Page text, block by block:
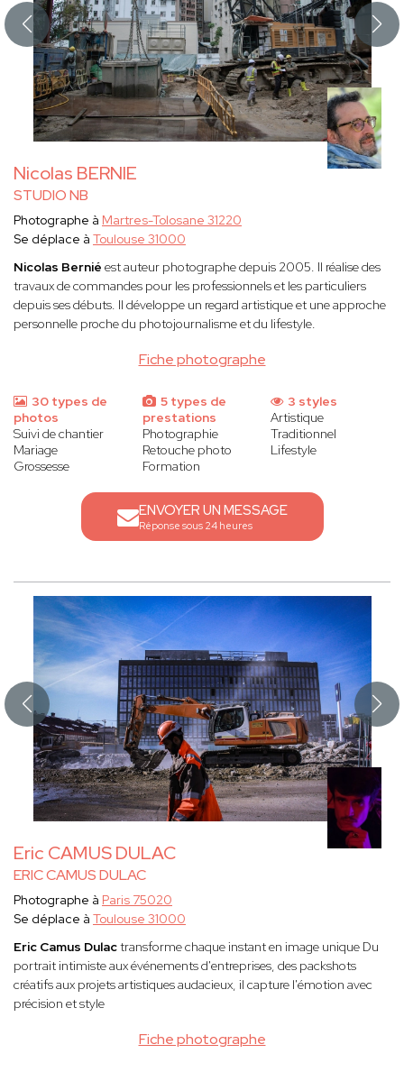
Nicolas BERNIE
STUDIO NB
Fiche photographe
Photographe à Martres-Tolosane 31220
Se déplace à Toulouse 31000
Nicolas Bernié est auteur photographe depuis 2005. Il réalise des
travaux de commandes pour les professionnels et les particuliers
depuis ses débuts. Il développe un regard artistique et une approche
personnelle proche du photojournalisme et du lifestyle.
30 types de
photos
Suivi de chantier
Mariage
Grossesse
5 types de
prestations
Photographie
Retouche photo
Formation
3 styles
Artistique
Traditionnel
Lifestyle
ENVOYER UN MESSAGE
Réponse sous 24 heures
Eric CAMUS DULAC
ERIC CAMUS DULAC
Fiche photographe
Photographe à Paris 75020
Se déplace à Toulouse 31000
Eric Camus Dulactransforme chaque instant en image unique Du
portrait intimiste aux événements d'entreprises, des packshots
créatifs aux projets artistiques audacieux, il capture l'émotion avec
précision et style